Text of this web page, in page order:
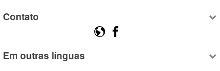
Contato
Em outras línguas